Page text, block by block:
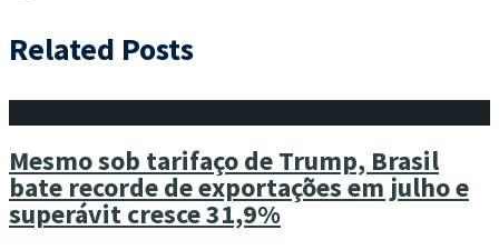
Related Posts
Mesmo sob tarifaço de Trump, Brasil
bate recorde de exportações em julho e
superávit cresce 31,9%